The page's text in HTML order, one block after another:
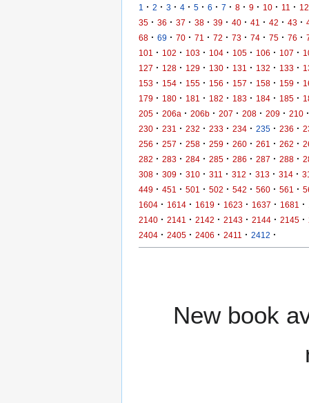
1 · 2 · 3 · 4 · 5 · 6 · 7 · 8 · 9 · 10 · 11 · 12
35 · 36 · 37 · 38 · 39 · 40 · 41 · 42 · 43 ·
68 · 69 · 70 · 71 · 72 · 73 · 74 · 75 · 76 ·
101
· 102 · 103 · 104 · 105 · 106 · 107 ·
127 · 128 · 129 · 130 · 131 · 132 · 133 ·
153 · 154 · 155 · 156 · 157 · 158 · 159 ·
179 · 180 · 181 · 182 · 183 · 184 · 185 ·
205 · 206a · 206b · 207 · 208 · 209 · 210 ·
230 · 231 · 232 · 233 · 234 · 235 · 236 ·
256 · 257 · 258 · 259 · 260 · 261 · 262 ·
282 · 283 · 284 · 285 · 286 · 287 · 288 ·
308 · 309 · 310 · 311 · 312 · 313 · 314 ·
449 · 451 · 501 · 502 · 542 · 560 · 561 ·
1604 · 1614 · 1619 · 1623 · 1637 · 1681 ·
2140 · 2141 · 2142 · 2143 · 2144 · 2145 ·
2404 · 2405 · 2406 · 2411 · 2412 ·
New book